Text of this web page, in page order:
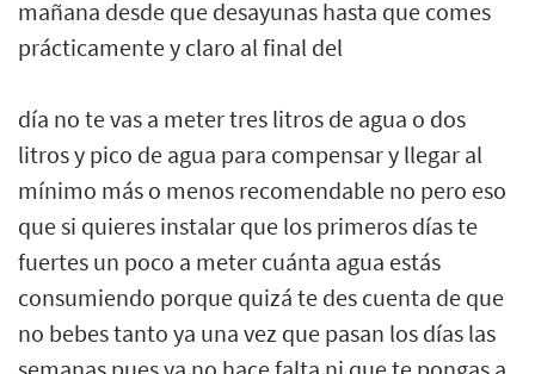
mañana desde que desayunas hasta que comes
prácticamente y claro al final del
día no te vas a meter tres litros de agua o dos
litros y pico de agua para compensar y llegar al
mínimo más o menos recomendable no pero eso
que si quieres instalar que los primeros días te
fuertes un poco a meter cuánta agua estás
consumiendo porque quizá te des cuenta de que
no bebes tanto ya una vez que pasan los días las